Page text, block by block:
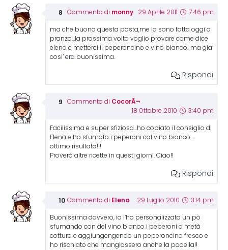
Commento di monny 29 Aprile 2011 7:46 pm
ma che buona questa pasta,me la sono fatta oggi a
pranzo…la prossima volta voglio provare come dice
elena e metterci il peperoncino e vino bianco…ma gia’
cosi’ era buonissima.
Rispondi
Commento di CocorÃ¬
18 Ottobre 2010 3:40 pm
Facilissima e super sfiziosa…ho copiato il consiglio di
Elena e ho sfumato i peperoni col vino bianco…
ottimo risultato!!!
Proverò altre ricette in questi giorni. Ciao!!
Rispondi
Commento di Elena 29 Luglio 2010 3:14 pm
Buonissima davvero, io l’ho personalizzata un pò
sfumando con del vino bianco i peperoni a metà
cottura e aggiungengendo un peperoncino fresco e
ho rischiato che mangiassero anche la padella!!